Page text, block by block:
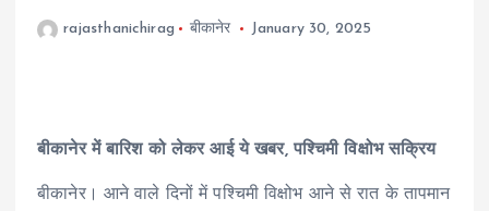
rajasthanichirag बीकानेर January 30, 2025
बीकानेर में बारिश को लेकर आई ये खबर, पश्चिमी विक्षोभ सक्रिय
बीकानेर। आने वाले दिनों में पश्चिमी विक्षोभ आने से रात के तापमान